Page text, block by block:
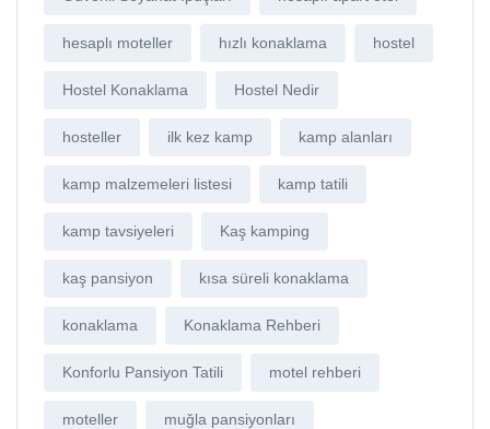
hesaplı moteller hızlı konaklama hostel
Hostel Konaklama Hostel Nedir
hosteller ilk kez kamp kamp alanları
kamp malzemeleri listesi kamp tatili
kamp tavsiyeleri Kaş kamping
kaş pansiyon kısa süreli konaklama
konaklama Konaklama Rehberi
Konforlu Pansiyon Tatili motel rehberi
moteller muğla pansiyonları